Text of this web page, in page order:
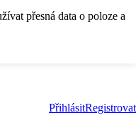
přesná data o poloze a
PřihlásitRegistrovat